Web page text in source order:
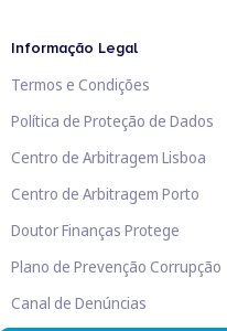
Informação Legal
Termos e Condições
Política de Proteção de Dados
Centro de Arbitragem Lisboa
Centro de Arbitragem Porto
Doutor Finanças Protege
Plano de Prevenção Corrupção
Canal de Denúncias